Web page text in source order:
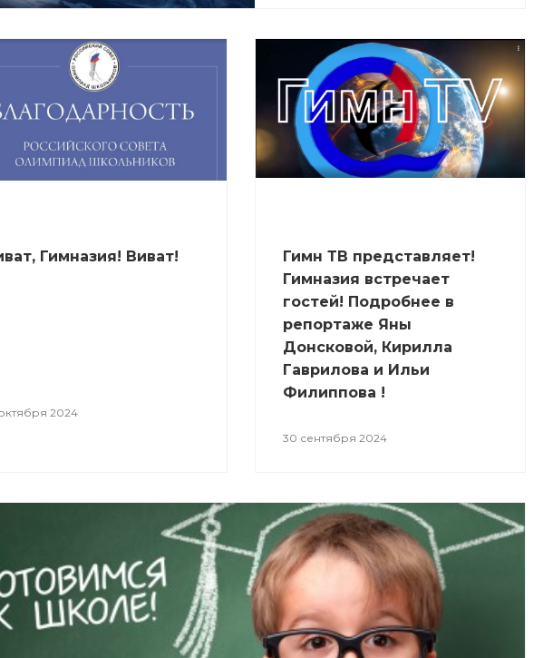
Гимназия! Виват!
2024
Гимн ТВ представляет!
Гимназия встречает
гостей! Подробнее в
репортаже Яны
Донсковой, Кирилла
Гаврилова и Ильи
Филиппова !
30 сентября 2024